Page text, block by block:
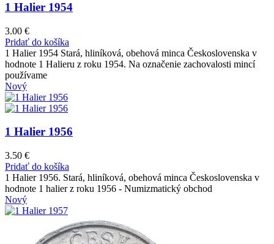
1 Halier 1954
3.00 €
Pridať do košíka
1 Halier 1954 Stará, hliníková, obehová minca Československa v
hodnote 1 Halieru z roku 1954. Na označenie zachovalosti mincí
používame
Nový
1 Halier 1956
3.50 €
Pridať do košíka
1 Halier 1956. Stará, hliníková, obehová minca Československa v
hodnote 1 halier z roku 1956 - Numizmatický obchod
Nový